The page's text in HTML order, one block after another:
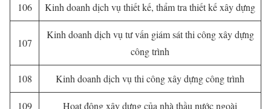
106 Kinh doanh dịch vụ thiết kế, thẩm tra thiết kế xây dựng
107
Kinh doanh dịch vụ tư vấn giám sát thi công xây dựng
công trình
108 Kinh doanh dịch vụ thi công xây dựng công trình
109 Hoạt động xây dựng của nhà thầu nước ngoài